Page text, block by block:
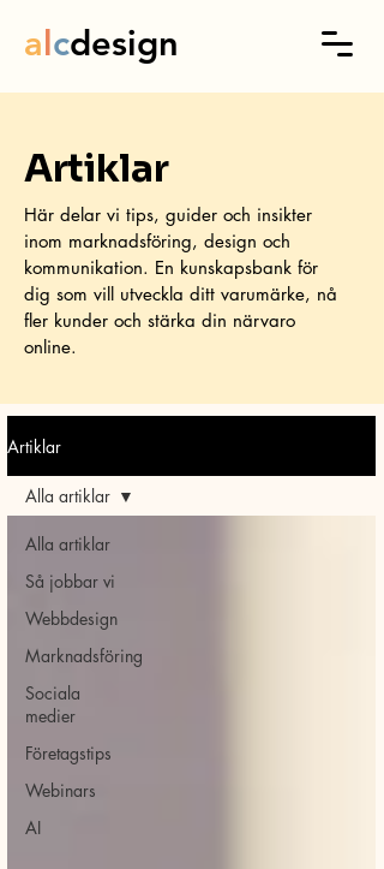
alcdesign
Artiklar
Här delar vi tips, guider och insikter
inom marknadsföring, design och
kommunikation. En kunskapsbank för
dig som vill utveckla ditt varumärke, nå
fler kunder och stärka din närvaro
online.
Artiklar
Alla artiklar
Så jobbar vi
Webbdesign
Marknadsföring
Sociala
medier
Företagstips
Webinars
AI
Alla artiklar